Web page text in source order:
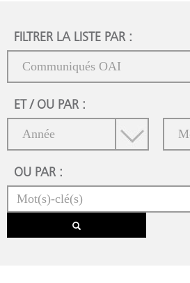
FILTRER LA LISTE PAR :
ET / OU PAR :
OU PAR :